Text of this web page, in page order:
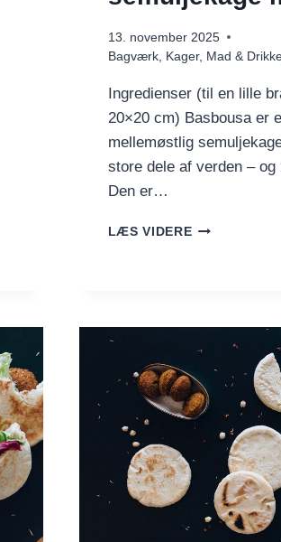
13. november 2025
Bagværk, Kager, Mad &
Ingredienser (til en lille
20×20 cm) Basbousa er
mellemøstlig
store dele af verden – og
Den er…
LÆS VIDEREBASBOUSA